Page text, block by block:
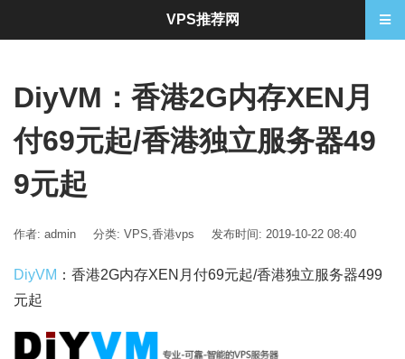
DiyVM：香港2G内存XEN月
付69元起/香港独立服务器49
9元起
作者: admin 分类: VPS,香港vps 发布时间: 2019-10-22 08:40
DiyVM ：香港2G内存XEN月付69元起/香港独立服务器499
元起
VPS推荐网